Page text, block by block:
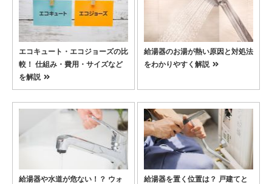
エコキュート・エコジョーズの比
較！ 仕組み・費用・サイズなど
を解説
給湯器のお湯が熱い原因と対処法
をわかりやすく解説
給湯器や水道が危ない！？ ウォ
給湯器を置く位置は？ 戸建てと